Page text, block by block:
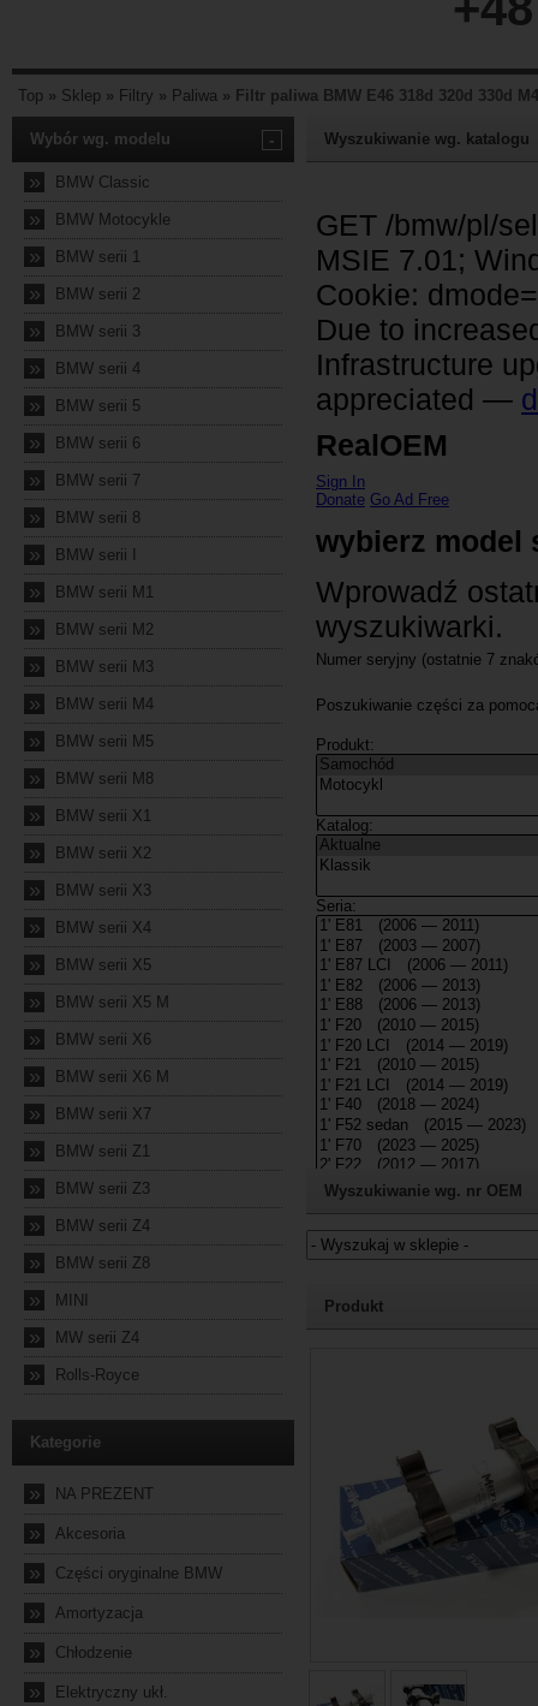
Top » Sklep » Filtry » Paliwa » Filtr paliwa BMW E46 318d 320d 330d
Wybór wg. modelu -
» BMW Classic
» BMW Motocykle
» BMW serii 1
» BMW serii 2
» BMW serii 3
» BMW serii 4
» BMW serii 5
» BMW serii 6
» BMW serii 7
» BMW serii 8
» BMW serii I
» BMW serii M1
» BMW serii M2
» BMW serii M3
» BMW serii M4
» BMW serii M5
» BMW serii M8
» BMW serii X1
» BMW serii X2
» BMW serii X3
» BMW serii X4
» BMW serii X5
» BMW serii X5 M
» BMW serii X6
» BMW serii X6 M
» BMW serii X7
» BMW serii Z1
» BMW serii Z3
» BMW serii Z4
» BMW serii Z8
» MINI
» MW serii Z4
» Rolls-Royce
Kategorie
» NA PREZENT
» Akcesoria
» Części oryginalne BMW
» Amortyzacja
» Chłodzenie
» Elektryczny ukł.
Wyszukiwanie wg. katalogu
Wyszukiwanie wg. nr OEM
Produkt